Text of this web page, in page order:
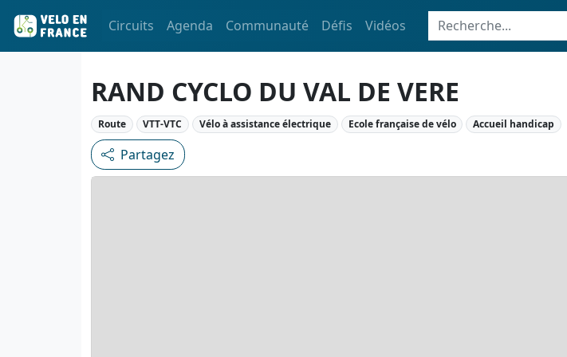
Circuits Agenda Communauté Défis Vidéos
RAND CYCLO DU VAL DE VERE
Route VTT-VTC Vélo à assistance électrique Ecole française de vélo Accueil handicap
Partagez